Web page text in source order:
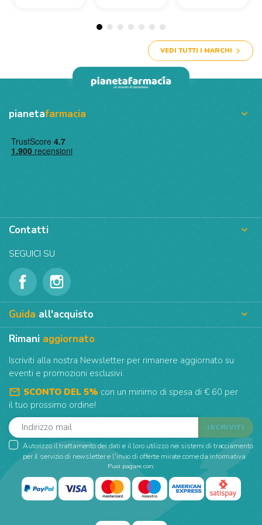
VEDI TUTTI I MARCHI
pianetafarmacia 
Contatti 
SEGUICI SU
Guida all'acquisto 
Rimani aggiornato
Iscriviti alla nostra Newsletter per rimanere aggiornato su
eventi e promozioni esclusivi.
mail_outline SCONTO DEL 5% con un minimo di spesa di € 60 per
il tuo prossimo ordine!
Autorizzo il trattamento dei dati e il loro utilizzo nei sistemi di tracciamento
per il servizio di newsletter e l'invio di offerte mirate come da informativa
Puoi pagare con: